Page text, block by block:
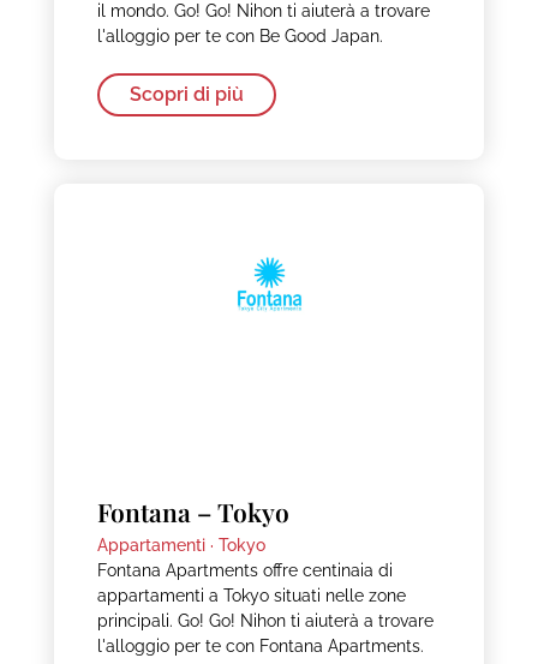
il mondo. Go! Go! Nihon ti aiuterà a trovare
l'alloggio per te con Be Good Japan.
Scopri di più
Fontana – Tokyo
Appartamenti · Tokyo
Fontana Apartments offre centinaia di
appartamenti a Tokyo situati nelle zone
principali. Go! Go! Nihon ti aiuterà a trovare
l'alloggio per te con Fontana Apartments.